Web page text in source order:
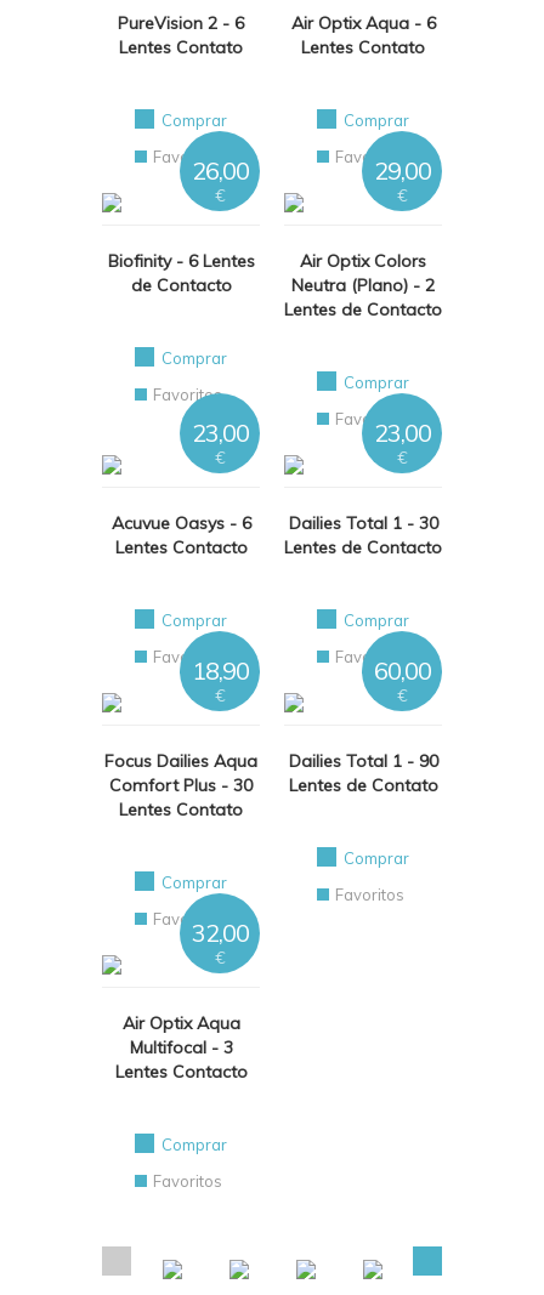
PureVision 2 - 6
Lentes Contato
Comprar
Favoritos
Air Optix Aqua - 6
Lentes Contato
Comprar
Favoritos
Biofinity - 6 Lentes
de Contacto
26,00
€
Comprar
Favoritos
Air Optix Colors
Neutra (Plano) - 2
Lentes de Contacto
29,00
€
Comprar
Favoritos
Acuvue Oasys - 6
Lentes Contacto
23,00
€
Comprar
Favoritos
Dailies Total 1 - 30
Lentes de Contacto
23,00
€
Comprar
Favoritos
Focus Dailies Aqua
Comfort Plus - 30
Lentes Contato
18,90
€
Comprar
Favoritos
Dailies Total 1 - 90
Lentes de Contato
60,00
€
Comprar
Favoritos
Air Optix Aqua
Multifocal - 3
Lentes Contacto
32,00
€
Comprar
Favoritos